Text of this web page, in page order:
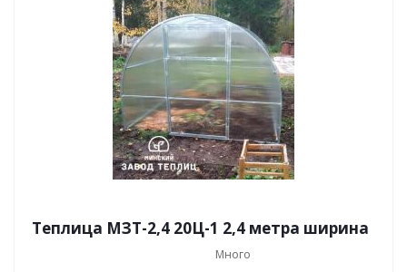
Теплица МЗТ-2,4 20Ц-1 2,4 метра ширина
Много